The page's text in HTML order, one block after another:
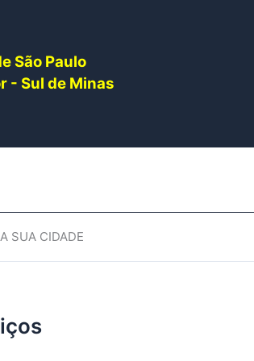
São Paulo
- Sul de Minas
SUA CIDADE